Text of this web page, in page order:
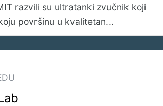
razvili su ultratanki zvučnik koji
površinu u kvalitetan...